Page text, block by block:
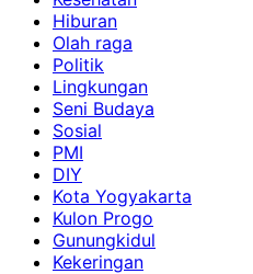
Hiburan
Olah raga
Politik
Lingkungan
Seni Budaya
Sosial
PMI
DIY
Kota Yogyakarta
Kulon Progo
Gunungkidul
Kekeringan